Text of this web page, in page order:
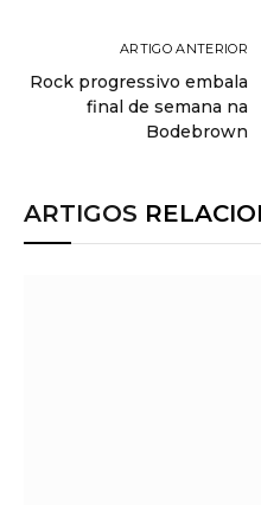
ARTIGO ANTERIOR
Rock progressivo embala
final de semana na
Bodebrown
ARTIGOS